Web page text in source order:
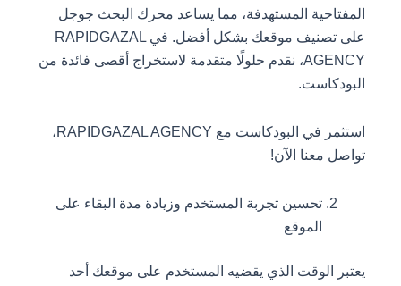
المفتاحية المستهدفة، مما يساعد محرك البحث جوجل
على تصنيف موقعك بشكل أفضل. في RAPIDGAZAL
AGENCY، نقدم حلولًا متقدمة لاستخراج أقصى فائدة من
البودكاست.
استثمر في البودكاست مع RAPIDGAZAL AGENCY،
تواصل معنا الآن!
تحسين تجربة المستخدم وزيادة مدة البقاء على
الموقع
يعتبر الوقت الذي يقضيه المستخدم على موقعك أحد